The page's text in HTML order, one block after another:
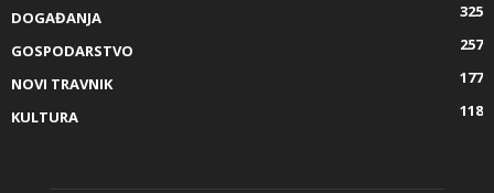
DOGAĐANJA
325
GOSPODARSTVO
257
NOVI TRAVNIK
177
KULTURA
118